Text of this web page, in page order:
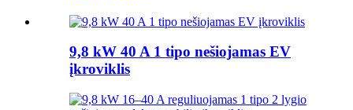
9,8 kW 40 A 1 tipo nešiojamas EV
įkroviklis